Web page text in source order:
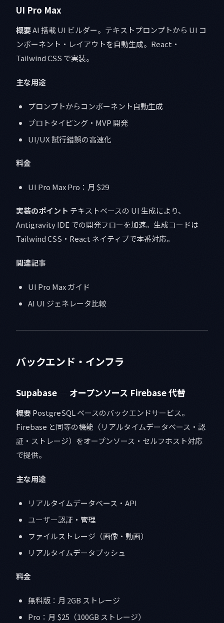
UI Pro Max
概要AI 搭載 UI ビルダー。テキストプロンプトから UI コ
ンポーネント・レイアウトを自動生成。React・
Tailwind CSS で実装。
主な用途
プロンプトからコンポーネント自動生成
プロトタイピング・MVP 開発
UI/UX 試行錯誤の高速化
料金
UI Pro Max Pro：月 $29
実装のポイント テキストベースの UI 生成により、
Antigravity IDE での開発フローを加速。生成コードは
Tailwind CSS・React ネイティブで本番対応。
関連記事
UI Pro Max ガイド
AI UI ジェネレータ比較
バックエンド・インフラ
Supabase — オープンソース Firebase 代替
概要PostgreSQL ベースのバックエンドサービス。
Firebase と同等の機能（リアルタイムデータベース・認
証・ストレージ）をオープンソース・セルフホスト対応
で提供。
主な用途
リアルタイムデータベース・API
ユーザー認証・管理
ファイルストレージ（画像・動画）
リアルタイムデータプッシュ
料金
無料版：月 2GB ストレージ
Pro：月 $25（100GB ストレージ）